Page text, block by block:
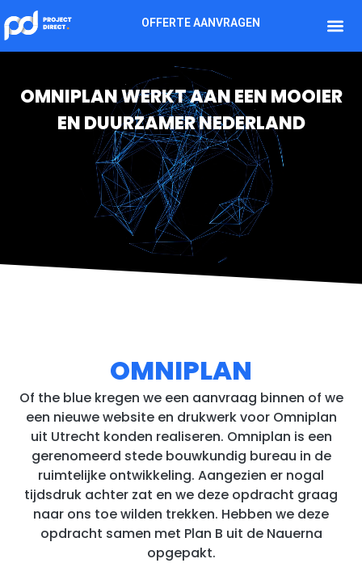
OFFERTE AANVRAGEN
OMNIPLAN WERKT AAN EEN MOOIER
EN DUURZAMER NEDERLAND
OMNIPLAN
Of the blue kregen we een aanvraag binnen of we
een nieuwe website en drukwerk voor Omniplan
uit Utrecht konden realiseren. Omniplan is een
gerenomeerd stede bouwkundig bureau in de
ruimtelijke ontwikkeling. Aangezien er nogal
tijdsdruk achter zat en we deze opdracht graag
naar ons toe wilden trekken. Hebben we deze
opdracht samen met Plan B uit de Nauerna
opgepakt.